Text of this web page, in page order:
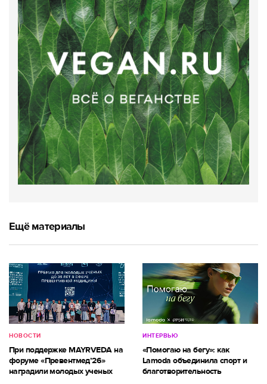
Ещё материалы
НОВОСТИ
При поддержке MAYRVEDA на
форуме «Превентмед’26»
наградили молодых ученых
ИНТЕРВЬЮ
«Помогаю на бегу»: как
Lamoda объединила спорт и
благотворительность